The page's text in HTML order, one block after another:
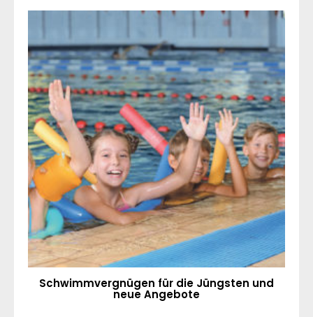
Schwimmvergnügen für die Jüngsten und
neue Angebote